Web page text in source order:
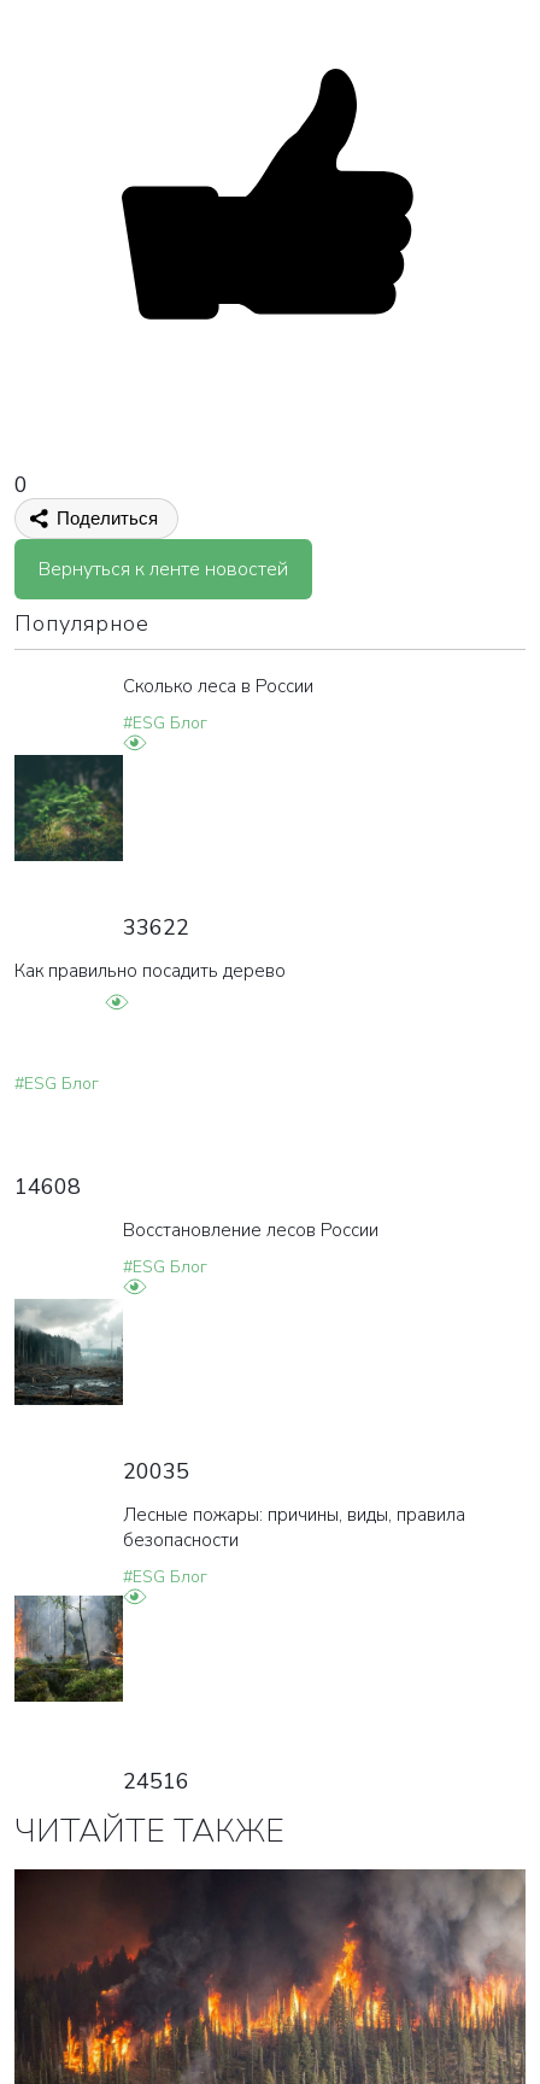
0
Поделиться
Вернуться к ленте новостей
Популярное
Сколько леса в России
#ESG Блог
33622
Как правильно посадить дерево
#ESG Блог
14608
Восстановление лесов России
#ESG Блог
20035
Лесные пожары: причины, виды, правила
безопасности
#ESG Блог
24516
ЧИТАЙТЕ ТАКЖЕ